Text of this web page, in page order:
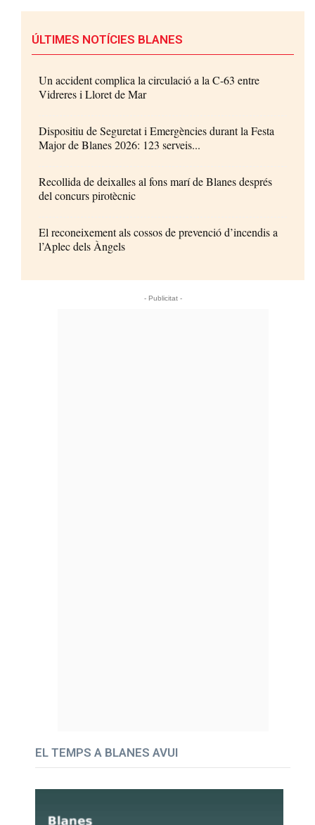
ÚLTIMES NOTÍCIES BLANES
Un accident complica la circulació a la C-63 entre
Vidreres i Lloret de Mar
Dispositiu de Seguretat i Emergències durant la Festa
Major de Blanes 2026: 123 serveis...
Recollida de deixalles al fons marí de Blanes després
del concurs pirotècnic
El reconeixement als cossos de prevenció d’incendis a
l’Aplec dels Àngels
- Publicitat -
EL TEMPS A BLANES AVUI